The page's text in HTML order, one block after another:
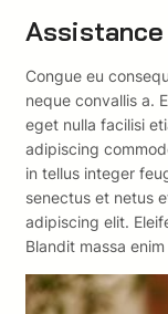
Congue eu
neque convallis a.
eget nulla facilisi
adipiscing
in tellus integer
senectus et netus
adipiscing elit.
Blandit massa